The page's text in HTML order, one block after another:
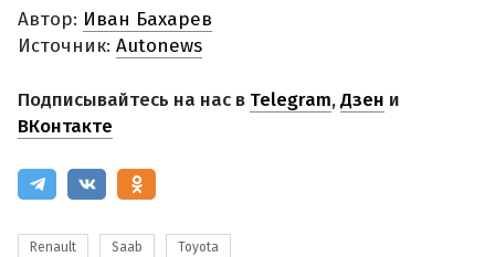
Автор: Иван Бахарев
Источник: Autonews
Подписывайтесь на нас в Telegram,Дзен и
ВКонтакте
Renault Saab Toyota